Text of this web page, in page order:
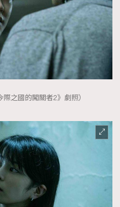
際之國的闖關者2》劇照）